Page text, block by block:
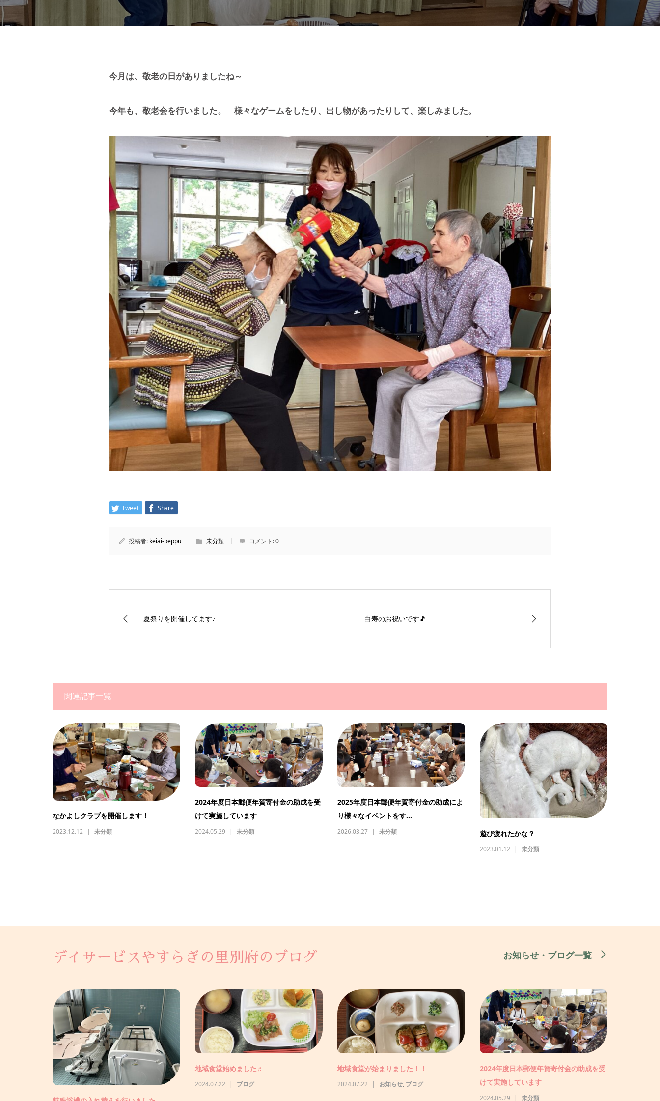
今月は、敬老の日がありましたね～
今年も、敬老会を行いました。 様々なゲームをしたり、出し物があったりして、楽しみました。
Tweet Share
投稿者: keiai-beppu 未分類 コメント:0
夏祭りを開催してます♪ 白寿のお祝いです🎵
関連記事一覧
なかよしクラブを開催します！
2023.12.12 未分類
2024年度日本郵便年賀寄付金の助成を受
けて実施しています
2024.05.29 未分類
2025年度日本郵便年賀寄付金の助成によ
り様々なイベントをす...
2026.03.27 未分類 遊び疲れたかな？
2023.01.12 未分類
デイサービスやすらぎの里別府のブログ お知らせ・ブログ一覧
【クラウドファンディングに挑戦中で
す】
2026.06.23 未分類
2025年度日本郵便年賀寄付金の助成によ
り様々なイベントをす...
NHK歳末助け合い助成金事業により車い
すを購入しました。
子どもとみんなの食堂がはじまりまし
た！
2025.07.22 未分類